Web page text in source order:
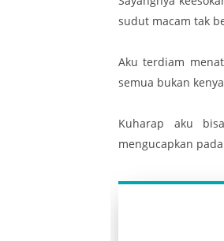
sudut macam tak
Aku terdiam
semua bukan
Kuharap aku
mengucapkan